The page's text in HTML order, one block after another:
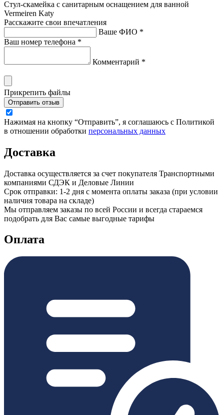
Стул-скамейка с санитарным оснащением для ванной
Vermeiren Katy
Расскажите свои впечатления
Ваше ФИО *
Ваш номер телефона *
Комментарий *
Прикрепить файлы
Отправить отзыв
Нажимая на кнопку “Отправить”, я соглашаюсь с Политикой
в отношении обработки персональных данных
Доставка
Доставка осуществляется за счет покупателя Транспортными
компаниями СДЭК и Деловые Линии
Срок отправки: 1-2 дня с момента оплаты заказа (при условии
наличия товара на складе)
Мы отправляем заказы по всей России и всегда стараемся
подобрать для Вас самые выгодные тарифы
Оплата